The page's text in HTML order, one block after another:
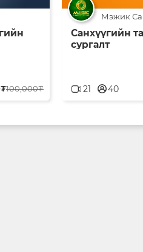
100,000₮
Мэжик
Санхүүгийн
сургалт
21 userblank40